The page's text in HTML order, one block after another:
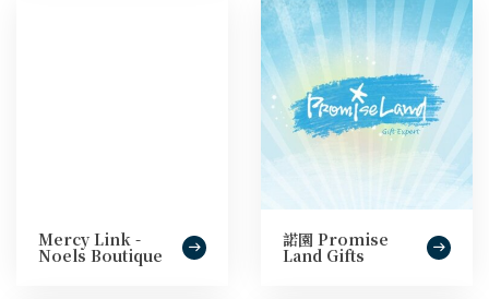
Mercy Link -
Noels Boutique
諾園 Promise
Land Gifts